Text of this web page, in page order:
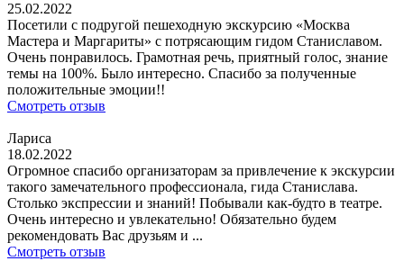
25.02.2022
Посетили с подругой пешеходную экскурсию «Москва
Мастера и Маргариты» с потрясающим гидом Станиславом.
Очень понравилось. Грамотная речь, приятный голос, знание
темы на 100%. Было интересно. Спасибо за полученные
положительные эмоции!!
Смотреть отзыв
Лариса
18.02.2022
Огромное спасибо организаторам за привлечение к экскурсии
такого замечательного профессионала, гида Станислава.
Столько экспрессии и знаний! Побывали как-будто в театре.
Очень интересно и увлекательно! Обязательно будем
рекомендовать Вас друзьям и ...
Смотреть отзыв